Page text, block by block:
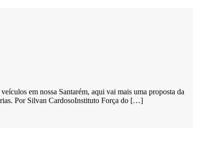
em nossa Santarém, aqui vai mais uma proposta da
Por Silvan CardosoInstituto Força do […]